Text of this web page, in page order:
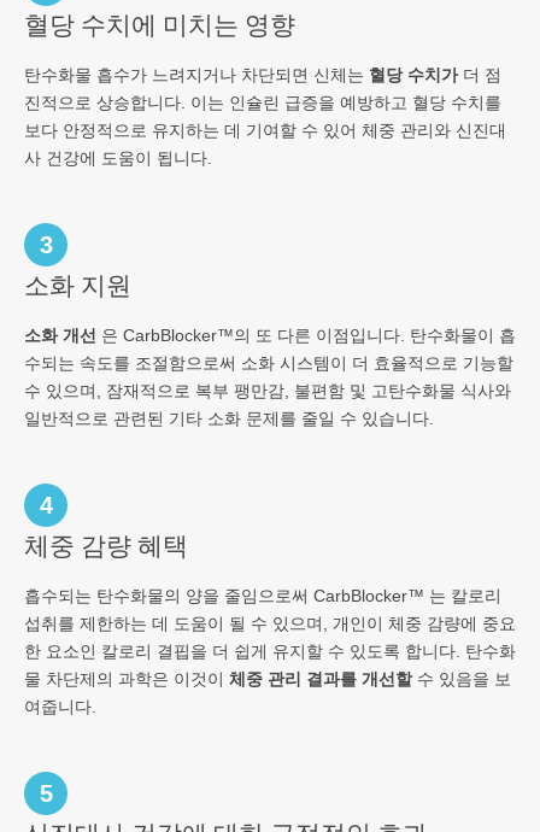
혈당 수치에 미치는 영향
탄수화물 흡수가 느려지거나 차단되면 신체는 혈당 수치가더 점
진적으로 상승합니다. 이는 인슐린 급증을 예방하고 혈당 수치를
보다 안정적으로 유지하는 데 기여할 수 있어 체중 관리와 신진대
사 건강에 도움이 됩니다.
3
소화 지원
소화 개선 은 CarbBlocker™의 또 다른 이점입니다. 탄수화물이 흡
수되는 속도를 조절함으로써 소화 시스템이 더 효율적으로 기능할
수 있으며, 잠재적으로 복부 팽만감, 불편함 및 고탄수화물 식사와
일반적으로 관련된 기타 소화 문제를 줄일 수 있습니다.
4
체중 감량 혜택
흡수되는 탄수화물의 양을 줄임으로써 CarbBlocker™ 는 칼로리
섭취를 제한하는 데 도움이 될 수 있으며, 개인이 체중 감량에 중요
한 요소인 칼로리 결핍을 더 쉽게 유지할 수 있도록 합니다. 탄수화
물 차단제의 과학은 이것이 체중 관리 결과를 개선할수 있음을 보
여줍니다.
5